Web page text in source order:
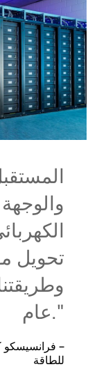
تحويل
عام."
– فرانسيسكو
للطاقة